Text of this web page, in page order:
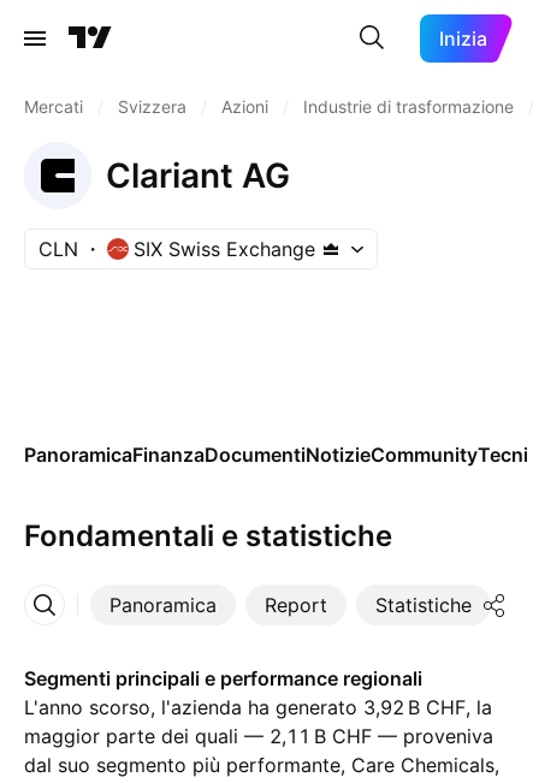
Inizia
Mercati Svizzera Azioni Industrie di trasformazione
Clariant AG
CLN SIX Swiss Exchange
PanoramicaFinanzaDocumentiNotizieCommunity
Fondamentali e statistiche
Panoramica Report Statistiche
Altro
Segmenti principali e performance regionali
L'anno scorso, l'azienda ha generato ‪3,92 B‬ CHF, la
maggior parte dei quali — ‪2,11 B‬ CHF — proveniva
dal suo segmento più performante, Care Chemicals,